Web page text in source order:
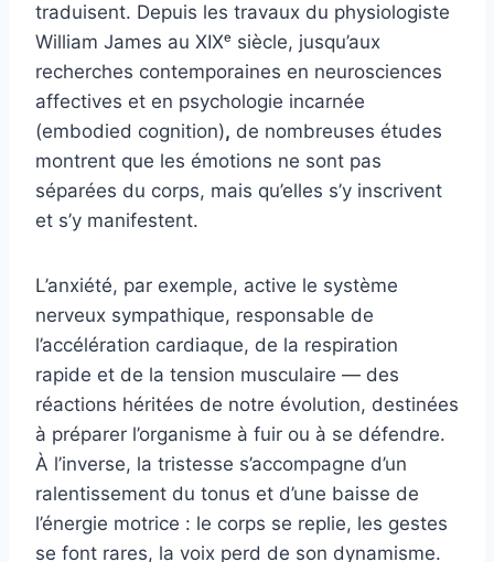
traduisent. Depuis les travaux du physiologiste
William James au XIXᵉ siècle, jusqu’aux
recherches contemporaines en neurosciences
affectives et en psychologie incarnée
(embodied cognition), de nombreuses études
montrent que les émotions ne sont pas
séparées du corps, mais qu’elles s’y inscrivent
et s’y manifestent.
L’anxiété, par exemple, active le système
nerveux sympathique, responsable de
l’accélération cardiaque, de la respiration
rapide et de la tension musculaire — des
réactions héritées de notre évolution, destinées
à préparer l’organisme à fuir ou à se défendre.
À l’inverse, la tristesse s’accompagne d’un
ralentissement du tonus et d’une baisse de
l’énergie motrice : le corps se replie, les gestes
se font rares, la voix perd de son dynamisme.